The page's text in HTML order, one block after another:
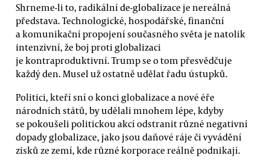
Shrneme-li to, radikální de-globalizace je nereálná
představa. Technologické, hospodářské, finanční
a komunikační propojení současného světa je natolik
intenzivní, že boj proti globalizaci
je kontraproduktivní. Trump se o tom přesvědčuje
každý den. Musel už ostatně udělat řadu ústupků.
Politici, kteří sní o konci globalizace a nové éře
národních států, by udělali mnohem lépe, kdyby
se pokoušeli politickou akcí odstranit různé negativní
dopady globalizace, jako jsou daňové ráje či vyvádění
zisků ze zemí, kde různé korporace reálně podnikají.